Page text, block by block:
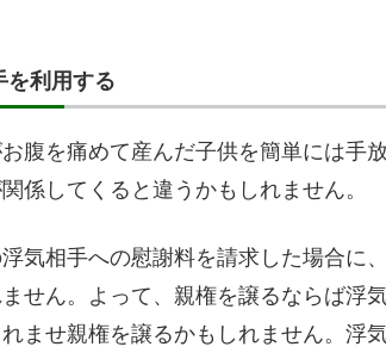
を利用する
腹を痛めて産んだ子供を簡単には手
係してくると違うかもしれません。
気相手への慰謝料を請求した場合に
せん。よって、親権を譲るならば浮
ませ親権を譲るかもしれません。浮